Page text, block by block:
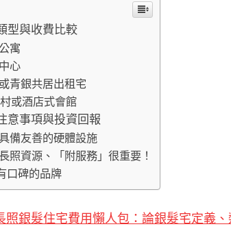
型與收費比較
寓
心
青銀共居出租宅
或酒店式會館
意事項與投資回報
備友善的硬體設施
照資源、「附服務」很重要！
口碑的品牌
照銀髮住宅費用懶人包：論銀髮宅定義